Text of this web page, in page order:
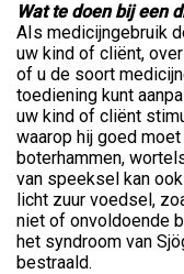
Wat te doen bij een
AIs medicijngebruik
uw kind of cliënt,
of u de soort
toediening kunt
uw kind of cliënt
waarop hij goed
boterhammen,
van speeksel kan
licht zuur voedsel,
niet of onvoldoende
het syndroom van
bestraald.